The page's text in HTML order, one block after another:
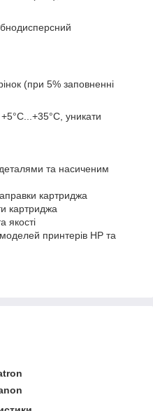
(при 5% заповненні
+5°C...+35°C, уникати
деталями та насиченим
картриджа
картриджа
якості
принтерів HP та